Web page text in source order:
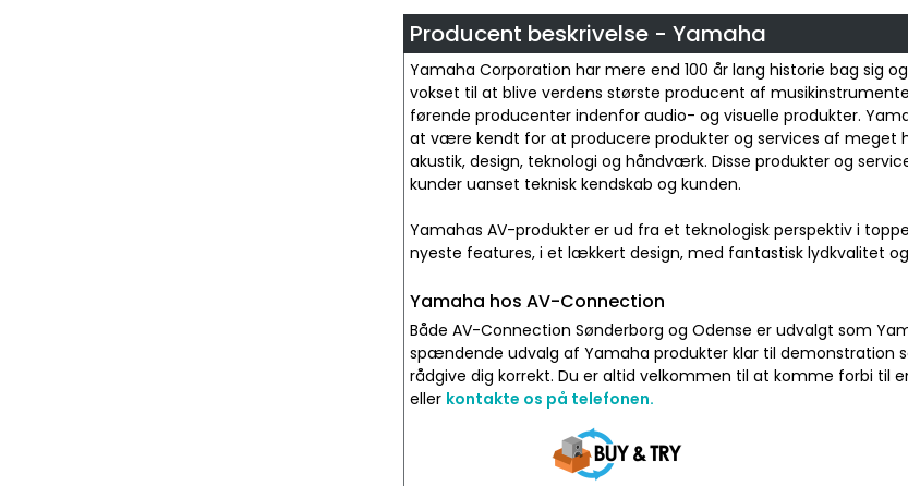
Producent beskrivelse - Yamaha
Yamaha Corporation har mere end 100 år lang historie bag sig
vokset til at blive verdens største producent af
førende producenter indenfor audio- og visuelle produkter.
at være kendt for at producere produkter og services af meget
akustik, design, teknologi og håndværk. Disse produkter og
kunder uanset teknisk kendskab og kunden.
Yamahas AV-produkter er ud fra et teknologisk perspektiv i
nyeste features, i et lækkert design, med fantastisk lydkvalitet
Yamaha hos AV-Connection
Både AV-Connection Sønderborg og Odense er udvalgt som
spændende udvalg af Yamaha produkter klar til demonstration
rådgive dig korrekt. Du er altid velkommen til at komme forbi
eller kontakte os på telefonen.